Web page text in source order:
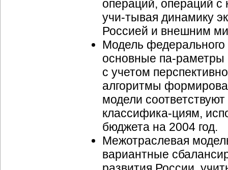
операций, операций
учи-тывая динамику
Россией и внешним
Модель
основные па-раметры
с учетом
алгоритмы
модели
классифика-циям,
бюджета на 2004 год.
Межотраслевая
вариантные